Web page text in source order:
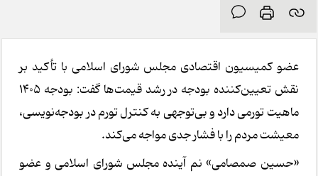
عضو کمیسیون اقتصادی مجلس شورای اسلامی با تأکید بر
نقش تعیین‌کننده بودجه در رشد قیمت‌ها گفت: بودجه 1405
ماهیت تورمی دارد و بی‌توجهی به کنترل تورم در بودجه‌نویسی،
معیشت مردم را با فشار جدی مواجه می‌کند.
«حسین صمصامی» نم آینده مجلس شورای اسلامی و عضو